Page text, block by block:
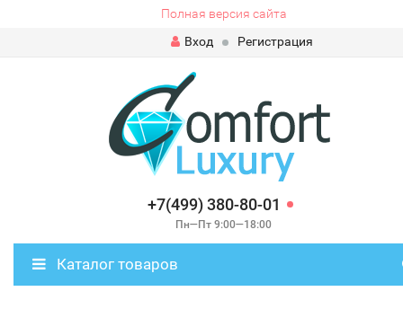
Полная версия сайта
Вход
Регистрация
+7(499) 380-80-01
Пн—Пт 9:00—18:00
Каталог товаров